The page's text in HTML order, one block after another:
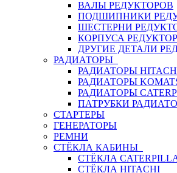
ВАЛЫ РЕДУКТОРОВ
ПОДШИПНИКИ
ШЕСТЕРНИ
КОРПУСА
ДРУГИЕ ДЕТАЛИ
РАДИАТОРЫ
РАДИАТОРЫ
РАДИАТОРЫ
РАДИАТОРЫ
ПАТРУБКИ
СТАРТЕРЫ
ГЕНЕРАТОРЫ
РЕМНИ
СТЁКЛА КАБИНЫ
СТЁКЛА
СТЁКЛА HITACHI